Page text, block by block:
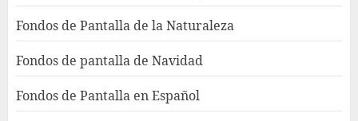
Fondos de Pantalla de la Naturaleza
Fondos de pantalla de Navidad
Fondos de Pantalla en Español